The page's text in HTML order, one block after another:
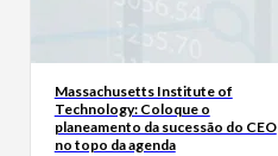
Massachusetts Institute of
Technology: Coloque o
planeamento da sucessão do CEO
no topo da agenda